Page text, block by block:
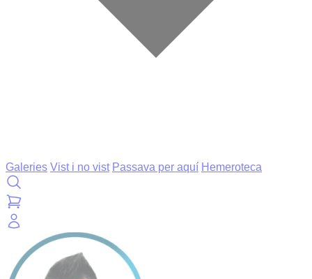
Galeries Vist i no vist Passava per aquí Hemeroteca